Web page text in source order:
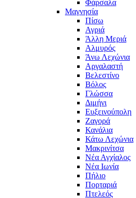
Φάρσαλα
Μαγνησία
Πίσω
Αγριά
Άλλη Μεριά
Αλμυρός
Άνω Λεχώνια
Αργαλαστή
Βελεστίνο
Βόλος
Γλώσσα
Διμήνι
Ευξεινούπολη
Ζαγορά
Κανάλια
Κάτω Λεχώνια
Μακρινίτσα
Νέα Αγχίαλος
Νέα Ιωνία
Πήλιο
Πορταριά
Πτελεός